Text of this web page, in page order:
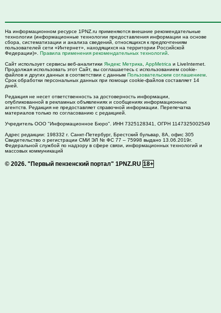
На информационном ресурсе 1PNZ.ru применяются внешние рекомендательные
технологии (информационные технологии предоставления информации на основе
сбора, систематизации и анализа сведений, относящихся к предпочтениям
пользователей сети «Интернет», находящихся на территории Российской
Федерации)». Правила применения рекомендательных технологий
Сайт использует сервисы веб-аналитики Яндекс Метрика AppMetrica и LiveInternet.
Продолжая использовать этот Сайт, вы соглашаетесь с использованием cookie-
файлов и других данных в соответствии с данным Пользовательским соглашением
Срок обработки персональных данных при помощи cookie-файлов составляет 14
дней.
Редакция не несет ответственность за достоверность информации,
опубликованной в рекламных объявлениях и сообщениях информационных
агентств. Редакция не предоставляет справочной информации. Перепечатка
материалов только по согласованию с редакцией.
Учредитель ООО "Информационное Бюро". ИНН 7325128341, ОГРН 1147325002549
Адрес редакции: 198332 г. Санкт-Петербург, Брестский бульвар, 8А, офис 305
Свидетельство о регистрации СМИ ЭЛ № ФС 77 – 75998 выдано 13.06.2019г.
Федеральной службой по надзору в сфере связи, информационных технологий и
массовых коммуникаций
© 2026. "Первый пензенский портал" 1PNZ.RU 18+